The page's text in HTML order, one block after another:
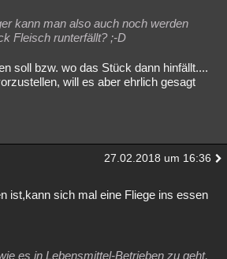
kann man also auch noch werden
Fleisch runterfällt? ;-D
soll bzw. wo das Stück dann hinfällt....
will es aber ehrlich gesagt
27.02.2018 um 16:36
ist,kann sich mal eine Fliege ins essen
es in Lebensmittel-Betrieben zu geht,